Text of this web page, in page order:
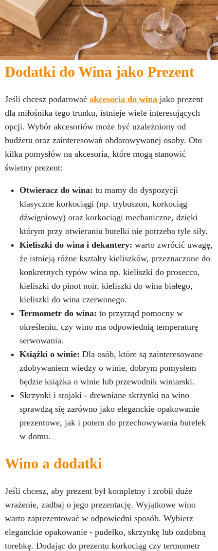
Dodatki do Wina jako Prezent
Jeśli chcesz podarować akcesoria do wina jako prezent
dla miłośnika tego trunku, istnieje wiele interesujących
opcji. Wybór akcesoriów może być uzależniony od
budżetu oraz zainteresowań obdarowywanej osoby. Oto
kilka pomysłów na akcesoria, które mogą stanowić
świetny prezent:
Otwieracz do wina: tu mamy do dyspozycji
klasyczne korkociągi (np. trybuszon, korkociąg
dźwigniowy) oraz korkociągi mechaniczne, dzięki
którym przy otwieraniu butelki nie potrzeba tyle siły.
Kieliszki do wina i dekantery: warto zwrócić uwagę,
że istnieją różne kształty kieliszków, przeznaczone do
konkretnych typów wina np. kieliszki do prosecco,
kieliszki do pinot noir, kieliszki do wina białego,
kieliszki do wina czerwonego.
Termometr do wina: to przyrząd pomocny w
określeniu, czy wino ma odpowiednią temperaturę
serwowania.
Książki o winie: Dla osób, które są zainteresowane
zdobywaniem wiedzy o winie, dobrym pomysłem
będzie książka o winie lub przewodnik winiarski.
Skrzynki i stojaki - drewniane skrzynki na wino
sprawdzą się zarówno jako eleganckie opakowanie
prezentowe, jak i potem do przechowywania butelek
w domu.
Wino a dodatki
Jeśli chcesz, aby prezent był kompletny i zrobił duże
wrażenie, zadbaj o jego prezentację. Wyjątkowe wino
warto zaprezentować w odpowiedni sposób. Wybierz
eleganckie opakowanie - pudełko, skrzynkę lub ozdobną
torebkę. Dodając do prezentu korkociąg czy termometr